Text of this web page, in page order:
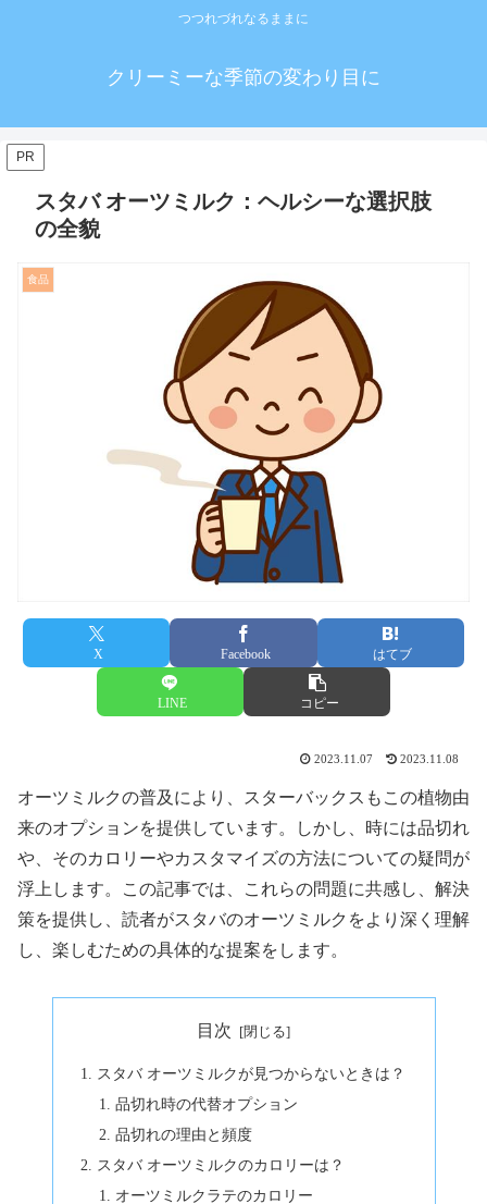
つつれづれなるままに
クリーミーな季節の変わり目に
PR
スタバ オーツミルク：ヘルシーな選択肢
の全貌
食品
X Facebook はてブ
LINE コピー
2023.11.07 2023.11.08
オーツミルクの普及により、スターバックスもこの植物由
来のオプションを提供しています。しかし、時には品切れ
や、そのカロリーやカスタマイズの方法についての疑問が
浮上します。この記事では、これらの問題に共感し、解決
策を提供し、読者がスタバのオーツミルクをより深く理解
し、楽しむための具体的な提案をします。
目次
スタバ オーツミルクが見つからないときは？
品切れ時の代替オプション
品切れの理由と頻度
スタバ オーツミルクのカロリーは？
オーツミルクラテのカロリー